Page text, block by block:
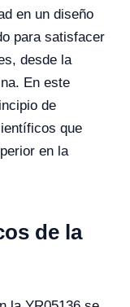
en un diseño
para satisfacer
desde la
En este
de
que
en la
de la